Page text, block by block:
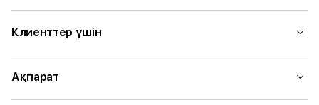
Клиенттер үшін
Ақпарат